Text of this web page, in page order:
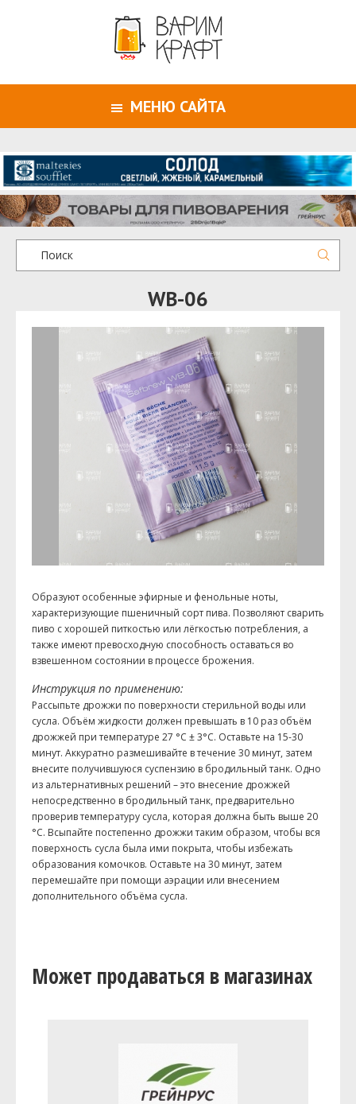
МЕНЮ САЙТА
WB-06
Образуют особенные эфирные и фенольные ноты,
характеризующие пшеничный сорт пива. Позволяют сварить
пиво с хорошей питкостью или лёгкостью потребления, а
также имеют превосходную способность оставаться во
взвешенном состоянии в процессе брожения.
Инструкция по применению:
Рассыпьте дрожжи по поверхности стерильной воды или
сусла. Объём жидкости должен превышать в 10 раз объём
дрожжей при температуре 27 °C ± 3°C. Оставьте на 15-30
минут. Аккуратно размешивайте в течение 30 минут, затем
внесите получившуюся суспензию в бродильный танк. Одно
из альтернативных решений – это внесение дрожжей
непосредственно в бродильный танк, предварительно
проверив температуру сусла, которая должна быть выше 20
°C. Всыпайте постепенно дрожжи таким образом, чтобы вся
поверхность сусла была ими покрыта, чтобы избежать
образования комочков. Оставьте на 30 минут, затем
перемешайте при помощи аэрации или внесением
дополнительного объёма сусла.
Может продаваться в магазинах